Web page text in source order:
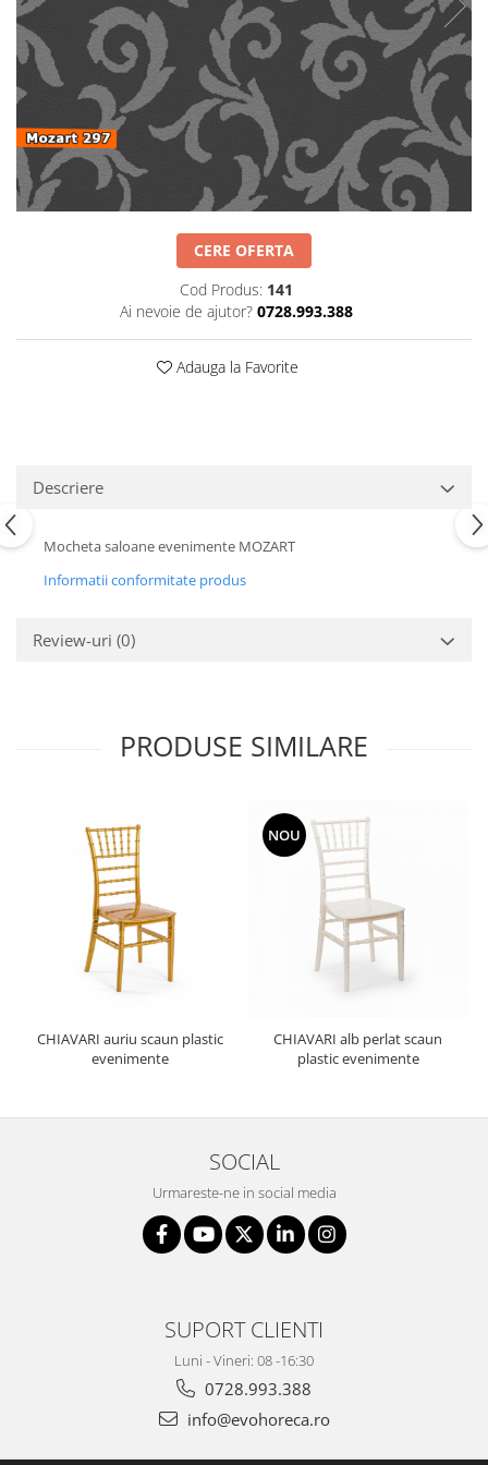
Jardiniere si vase luminoase
Iluminat
Candelabre
Iluminat decorativ
CERE OFERTA
Cod Produs: 141
Ai nevoie de ajutor? 0728.993.388
Adauga la Favorite
Descriere
Mocheta saloane evenimente MOZART
Informatii conformitate produs
Review-uri (0)
PRODUSE SIMILARE
CHIAVARI auriu scaun plastic
evenimente
NOU
CHIAVARI alb perlat scaun
plastic evenimente
SOCIAL
Urmareste-ne in social media
SUPORT CLIENTI
Luni - Vineri: 08 -16:30
0728.993.388
info@evohoreca.ro